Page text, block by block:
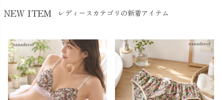
NEW ITEM レディースカテゴリの新着アイテム